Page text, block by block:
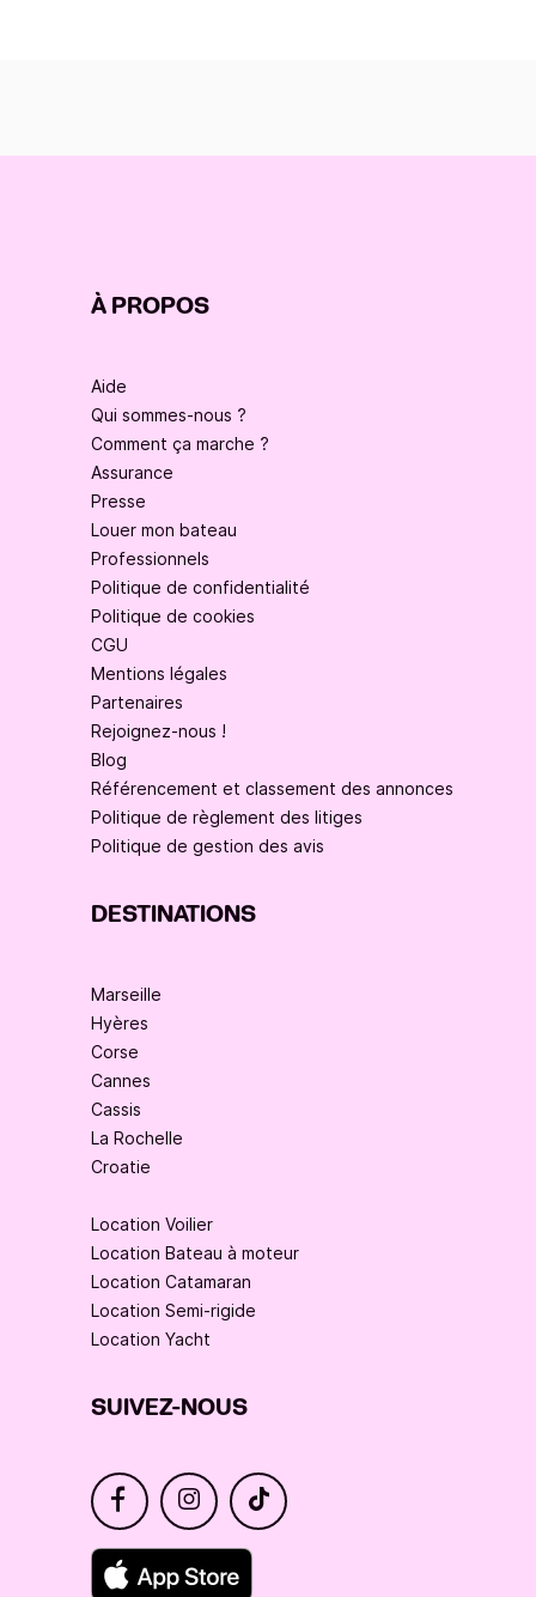
À PROPOS
Aide
Qui sommes-nous ?
Comment ça marche ?
Assurance
Presse
Louer mon bateau
Professionnels
Politique de confidentialité
Politique de cookies
CGU
Mentions légales
Partenaires
Rejoignez-nous !
Blog
Référencement et classement des annonces
Politique de règlement des litiges
Politique de gestion des avis
DESTINATIONS
Marseille
Hyères
Corse
Cannes
Cassis
La Rochelle
Croatie
Location Voilier
Location Bateau à moteur
Location Catamaran
Location Semi-rigide
Location Yacht
SUIVEZ-NOUS